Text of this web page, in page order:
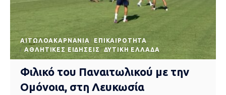
AΙΤΩΛΟΑΚΑΡΝΑΝΊΑ
EΠΙΚΑΙΡΌΤΗΤΑ
ΑΘΛΗΤΙΚΈΣ ΕΙΔΉΣΕΙΣ
ΔΥΤΙΚΉ ΕΛΛΆΔΑ
Φιλικό του Παναιτωλικού με την
Ομόνοια, στη Λευκωσία